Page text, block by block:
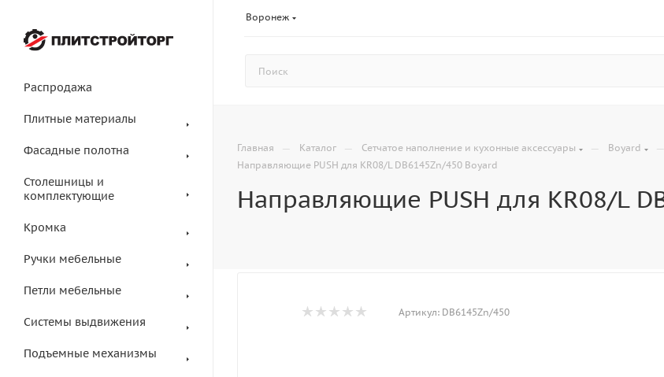
Воронеж
Распродажа
Плитные материалы
Фасадные полотна
Столешницы и
комплектующие
Кромка
Ручки мебельные
Петли мебельные
Системы выдвижения
Подъемные механизмы
Главная — Каталог — Сетчатое наполнение и кухонные аксессуары — Boyard —
Направляющие PUSH для KR08/L DB6145Zn/450 Boyard
Направляющие PUSH для KR08/L
Артикул: DB6145Zn/450